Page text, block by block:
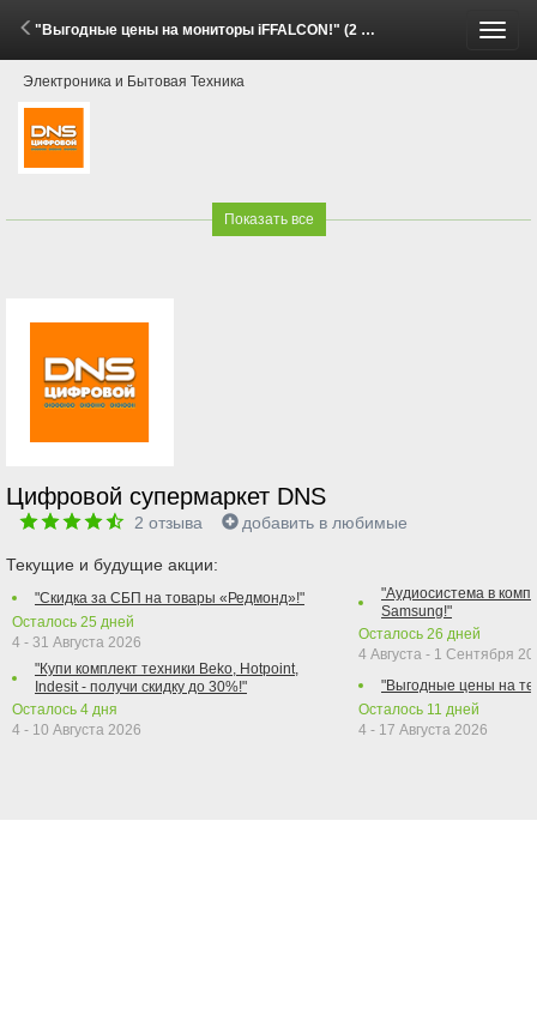
"Выгодные цены на мониторы iFFALCON!" (2 Июня - 31 Июля 2026)
Электроника и Бытовая Техника
Показать все
Цифровой супермаркет DNS
2 отзыва добавить в любимые
Текущие и будущие акции:
"Скидка за СБП на товары «Редмонд»!"
Осталось 25 дней
4 - 31 Августа 2026
"Купи комплект техники Beko, Hotpoint,
Indesit - получи скидку до 30%!"
Осталось 4 дня
4 - 10 Августа 2026
"Аудиосистема в
Samsung!"
Осталось 26 дней
4 Августа - 1 Сентября
"Выгодные цены на
Осталось 11 дней
4 - 17 Августа 2026